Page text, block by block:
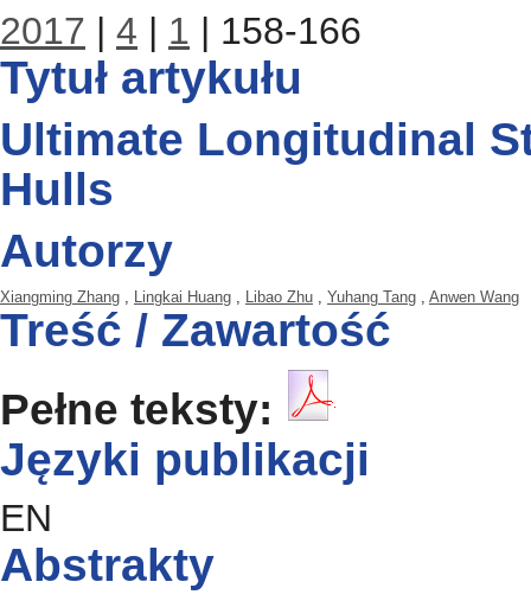
2017 | 4 | 1 | 158-166
Tytuł artykułu
Ultimate Longitudinal
Hulls
Autorzy
Xiangming Zhang , Lingkai Huang , Libao Zhu , Yuhang Tang , Anwen Wang
Treść / Zawartość
Pełne teksty:
Języki publikacji
EN
Abstrakty